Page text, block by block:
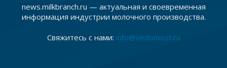
news.milkbranch.ru — актуальная и своевременная
информация индустрии молочного производства.
Свяжитесь с нами: info@vedomost.ru